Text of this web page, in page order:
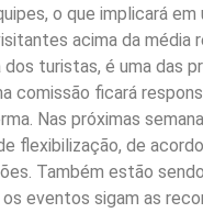
o que implicará
acima da média
turistas, é uma das
comissão ficará
Nas próximas
flexibilização, de
Também estão
eventos sigam as